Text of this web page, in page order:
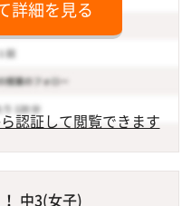
詳細を見る
認証して閲覧できます
中3(女子)